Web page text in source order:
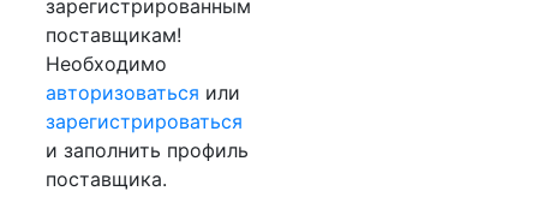
зарегистрированным
поставщикам!
Необходимо
авторизоваться или
зарегистрироваться
и заполнить профиль
поставщика.